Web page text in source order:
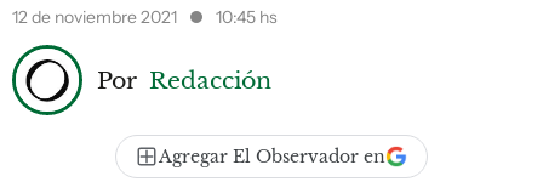
12 de noviembre 2021 10:45 hs
Por Redacción
Agregar El Observador en